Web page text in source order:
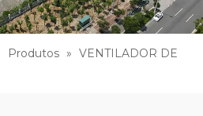
Produtos » VENTILADOR DE